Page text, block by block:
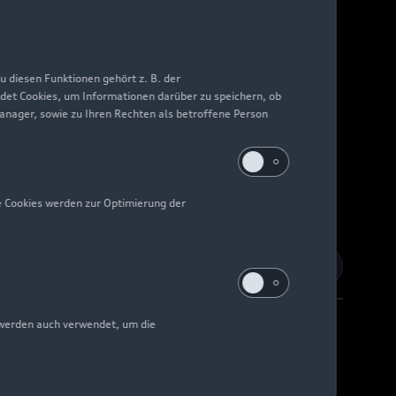
diesen Funktionen gehört z. B. der
Cookies, um Informationen darüber zu speichern, ob
sowie zu Ihren Rechten als betroffene Person
werden zur Optimierung der
auch verwendet, um die